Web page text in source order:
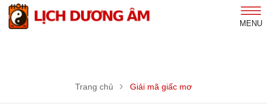
MENU
Trang chủ Giải mã giấc mơ